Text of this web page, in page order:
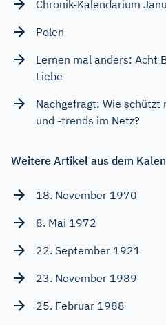
Chronik-Kalendarium
Polen
Lernen mal anders: Acht
Liebe
Nachgefragt: Wie schützt
und -trends im Netz?
Weitere Artikel aus dem
18. November 1970
8. Mai 1972
22. September 1921
23. November 1989
25. Februar 1988